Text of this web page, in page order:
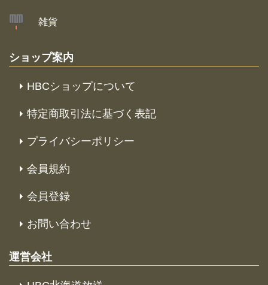
雑貨
ショップ案内
HBCショップについて
特定商取引法に基づく表記
プライバシーポリシー
会員規約
会員登録
お問い合わせ
運営会社